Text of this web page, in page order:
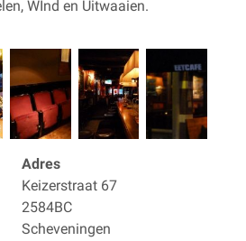
WInd en Uitwaaien.
Adres
Keizerstraat 67
2584BC
Scheveningen